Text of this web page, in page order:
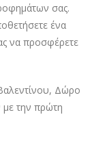
σας.
ένα
να προσφέρετε
Δώρο
την πρώτη